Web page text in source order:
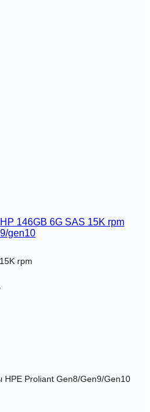
146GB 6G SAS 15K rpm
gen10
rpm
HPE Proliant Gen8/Gen9/Gen10